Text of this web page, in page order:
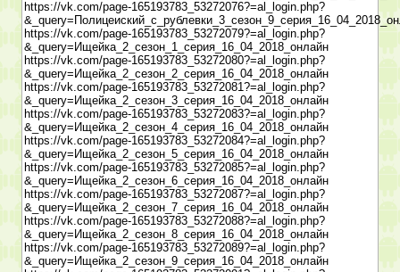
https://vk.com/page-165193783_53272076?=al_login.php?
https://vk.com/page-165193783_53272079?=al_login.php?
&_query=Ищейка_2_сезон_1_серия_16_04_2018_онлайн
https://vk.com/page-165193783_53272080?=al_login.php?
&_query=Ищейка_2_сезон_2_серия_16_04_2018_онлайн
https://vk.com/page-165193783_53272081?=al_login.php?
&_query=Ищейка_2_сезон_3_серия_16_04_2018_онлайн
https://vk.com/page-165193783_53272083?=al_login.php?
&_query=Ищейка_2_сезон_4_серия_16_04_2018_онлайн
https://vk.com/page-165193783_53272084?=al_login.php?
&_query=Ищейка_2_сезон_5_серия_16_04_2018_онлайн
https://vk.com/page-165193783_53272085?=al_login.php?
&_query=Ищейка_2_сезон_6_серия_16_04_2018_онлайн
https://vk.com/page-165193783_53272087?=al_login.php?
&_query=Ищейка_2_сезон_7_серия_16_04_2018_онлайн
https://vk.com/page-165193783_53272088?=al_login.php?
&_query=Ищейка_2_сезон_8_серия_16_04_2018_онлайн
https://vk.com/page-165193783_53272089?=al_login.php?
&_query=Ищейка_2_сезон_9_серия_16_04_2018_онлайн